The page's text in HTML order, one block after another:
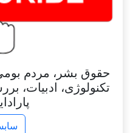
حقوق بشر، مردم
تکنولوژی، ادبیات،